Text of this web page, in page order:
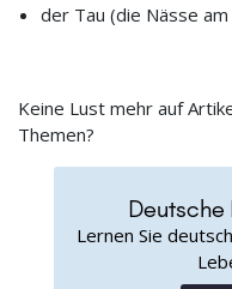
der Tau (die Nässe
Keine Lust mehr auf
Themen?
Deutsche
Lernen Sie